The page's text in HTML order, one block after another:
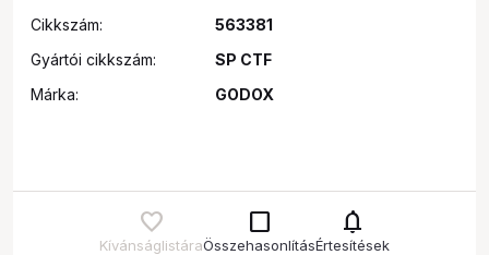
Cikkszám:
563381
Gyártói cikkszám:
SP CTF
Márka:
GODOX
Kívánságlistára
check_box_outline_blank
Összehasonlítás
notifications
Értesítések